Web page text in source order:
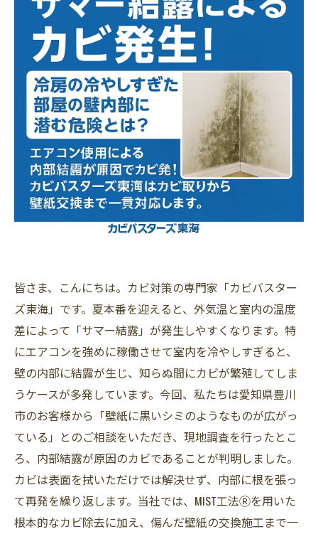
皆さま、こんにちは。カビ対策の専門家「カビバスター
ズ東海」です。夏本番を迎えると、外気温と室内の温度
差によって「サマー結露」が発生しやすくなります。特
にエアコンを強めに稼働させて室内を冷やしすぎると、
壁の内部に結露が生じ、知らぬ間にカビが繁殖してしま
うケースが多発しています。今回、私たちは愛知県豊川
市のお客様から「壁紙に黒いシミのようなものが広がっ
ている」とのご相談をいただき、現地調査を行ったとこ
ろ、内部結露が原因のカビであることが判明しました。
カビは表面を拭いただけでは解決せず、内部に根を張っ
て再発を繰り返します。当社では、MIST工法Ⓡを用いた
根本的なカビ除去に加え、傷んだ壁紙の交換施工まで一